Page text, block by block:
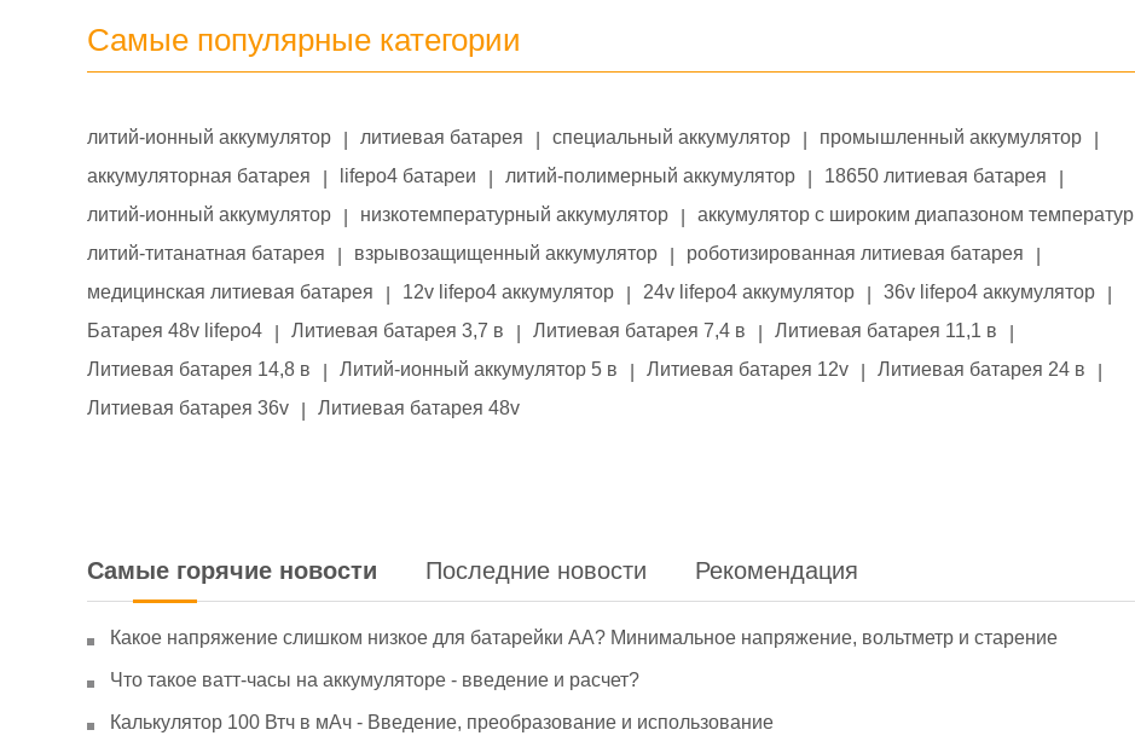
Самые популярные категории
литий-ионный аккумулятор литиевая батарея специальный аккумулятор промышленный аккумулятор
аккумуляторная батарея
lifepo4 батареи литий-полимерный аккумулятор 18650 литиевая батарея
литий-ионный аккумулятор
низкотемпературный аккумулятор аккумулятор с широким диапазоном температур
литий-титанатная батарея
взрывозащищенный аккумулятор роботизированная литиевая батарея
медицинская литиевая батарея
12v lifepo4 аккумулятор 24v lifepo4 аккумулятор 36v lifepo4 аккумулятор
Батарея 48v lifepo4
Литиевая батарея 3,7 в Литиевая батарея 7,4 в Литиевая батарея 11,1 в
Литиевая батарея 14,8 в
Литий-ионный аккумулятор 5 в Литиевая батарея 12v Литиевая батарея 24 в
Литиевая батарея 36v
Литиевая батарея 48v
Самые горячие новости Последние новости Рекомендация
Какое напряжение слишком низкое для батарейки АА? Минимальное напряжение, вольтметр и старение
Что такое ватт-часы на аккумуляторе - введение и расчет?
Калькулятор 100 Втч в мАч - Введение, преобразование и использование